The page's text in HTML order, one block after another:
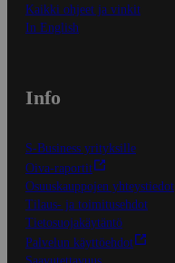
Kaikki ohjeet ja vinkit
In English
Info
S-Business yrityksille
Oiva-raportit
Osuuskauppojen yhteystiedot
Tilaus- ja toimitusehdot
Tietosuojakäytäntö
Palvelun käyttöehdot